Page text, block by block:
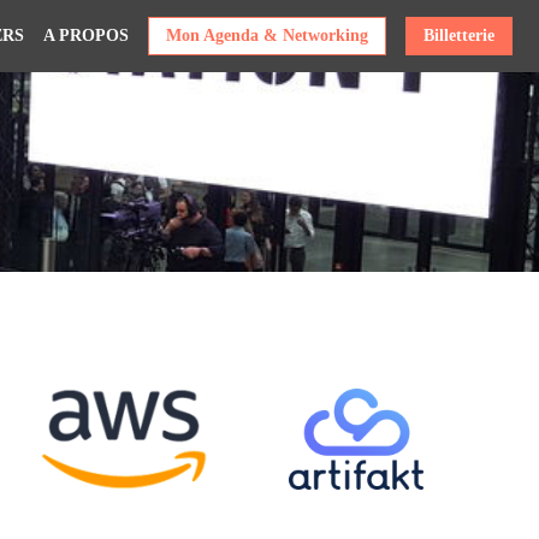
A PROPOS Mon Agenda & Networking Billetterie